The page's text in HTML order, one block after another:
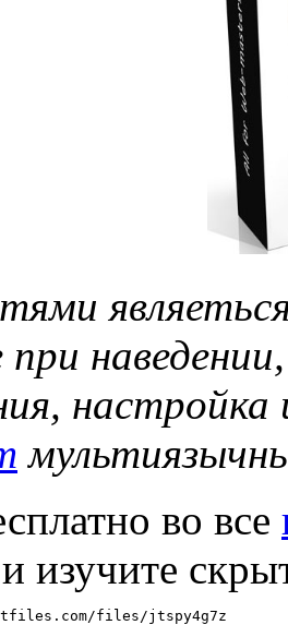
при
настройка
во все
и изучите
files/jtspy4g7z